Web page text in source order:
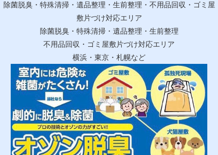
除菌脱臭・特殊清掃・遺品整理・生前整理・不用品回収・ゴミ屋
敷片づけ対応エリア
除菌脱臭・特殊清掃・遺品整理・生前整理
不用品回収・ゴミ屋敷片づけ対応エリア
横浜・東京・札幌など